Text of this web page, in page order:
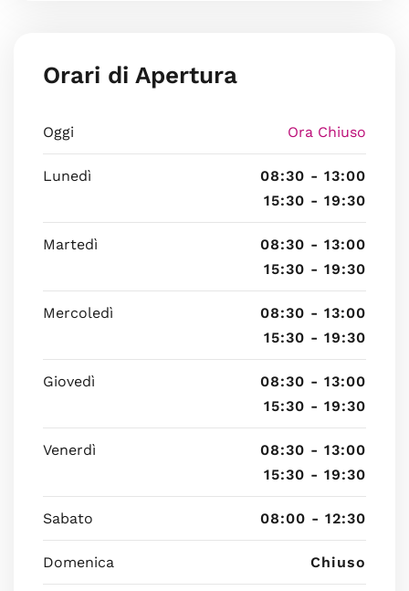
Orari di Apertura
Oggi Ora Chiuso
Lunedì
08:30 - 13:00
15:30 - 19:30
Martedì
08:30 - 13:00
15:30 - 19:30
Mercoledì
08:30 - 13:00
15:30 - 19:30
Giovedì
08:30 - 13:00
15:30 - 19:30
Venerdì
08:30 - 13:00
15:30 - 19:30
Sabato 08:00 - 12:30
Domenica Chiuso